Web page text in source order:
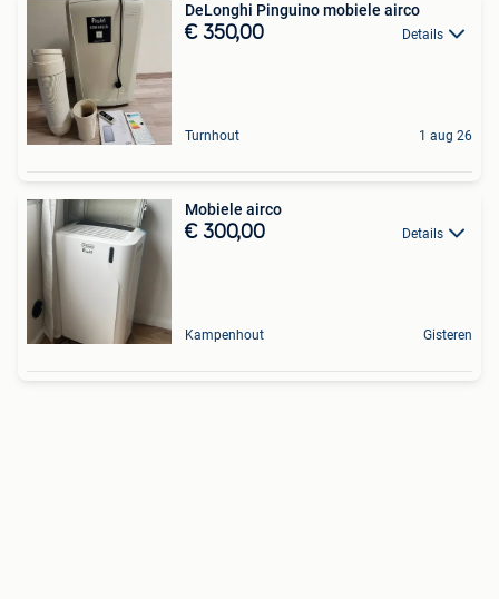
DeLonghi Pinguino mobiele airco
€ 350,00 Details
Turnhout 1 aug 26
Mobiele airco
€ 300,00 Details
Kampenhout Gisteren